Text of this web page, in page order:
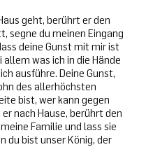
geht, berührt er den
segne du meinen Eingang
deine Gunst mit mir ist
was ich in die Hände
ausführe. Deine Gunst,
des allerhöchsten
bist, wer kann gegen
nach Hause, berührt den
Familie und lass sie
du bist unser König, der